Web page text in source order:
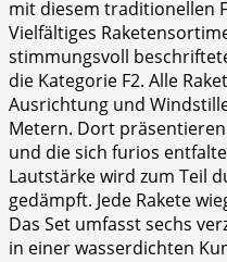
mit diesem traditionellen
Vielfältiges
stimmungsvoll
die Kategorie F2. Alle
Ausrichtung und
Metern. Dort
und die sich furios
Lautstärke wird zum Teil
gedämpft. Jede Rakete
Das Set umfasst sechs
in einer wasserdichten